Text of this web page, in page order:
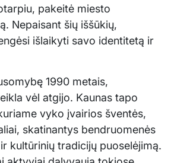
pakeitė miesto
Nepaisant šių iššūkių,
išlaikyti savo identitetą ir
1990 metais,
vėl atgijo. Kaunas tapo
vyko įvairios šventės,
skatinantys bendruomenės
kultūrinių tradicijų puoselėjimą.